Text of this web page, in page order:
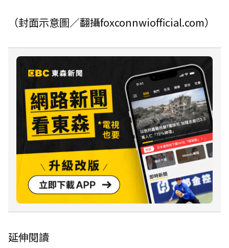
（封面示意圖／翻攝foxconnwiofficial.com）
延伸閱讀